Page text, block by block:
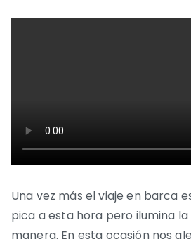
Una vez más el viaje en barca
pica a esta hora pero ilumina
manera. En esta ocasión nos